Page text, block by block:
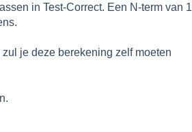
in Test-Correct. Een N-term van 1
je deze berekening zelf moeten